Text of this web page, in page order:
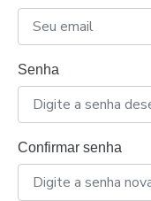
Senha
Confirmar senha